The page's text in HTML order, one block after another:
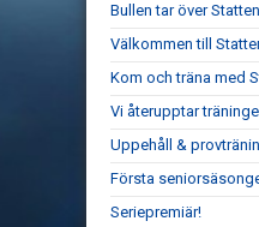
Bullen tar över
Välkommen till
Kom och träna med
Vi återupptar
Uppehåll &
Första
Seriepremiär!